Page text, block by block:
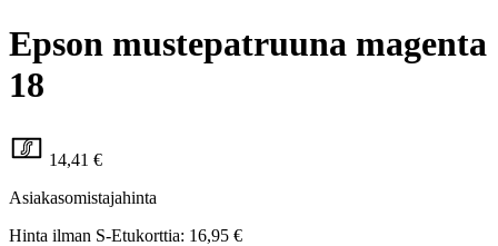
Epson mustepatruuna magenta
18
14,41 €
Asiakasomistajahinta
Hinta ilman S-Etukorttia: 16,95 €